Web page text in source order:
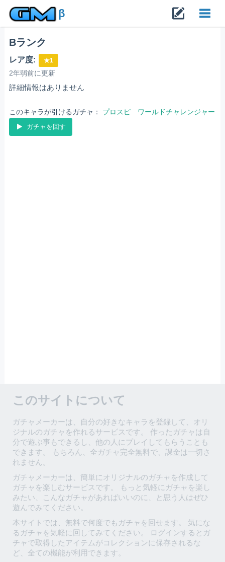
β
Bランク
レア度: ★1
2年弱前に更新
詳細情報はありません
このキャラが引けるガチャ： プロスピ ワールドチャレンジャー
ガチャを回す
このサイトについて
ガチャメーカーは、自分の好きなキャラを登録して、オリ
ジナルのガチャを作れるサービスです。 作ったガチャは自
分で遊ぶ事もできるし、他の人にプレイしてもらうことも
できます。 もちろん、全ガチャ完全無料で、課金は一切さ
れません。
ガチャメーカーは、簡単にオリジナルのガチャを作成して
ガチャを楽しむサービスです。 もっと気軽にガチャを楽し
みたい、こんなガチャがあればいいのに、と思う人はぜひ
遊んでみてください。
本サイトでは、無料で何度でもガチャを回せます。 気にな
るガチャを気軽に回してみてください。 ログインするとガ
チャで取得したアイテムがコレクションに保存されるな
ど、全ての機能が利用できます。